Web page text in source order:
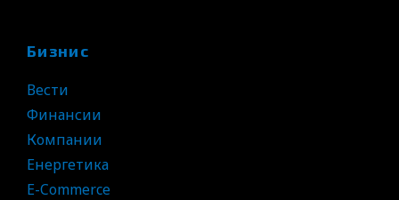
Бизнис
Вести
Финансии
Компании
Енергетика
E-Commerce